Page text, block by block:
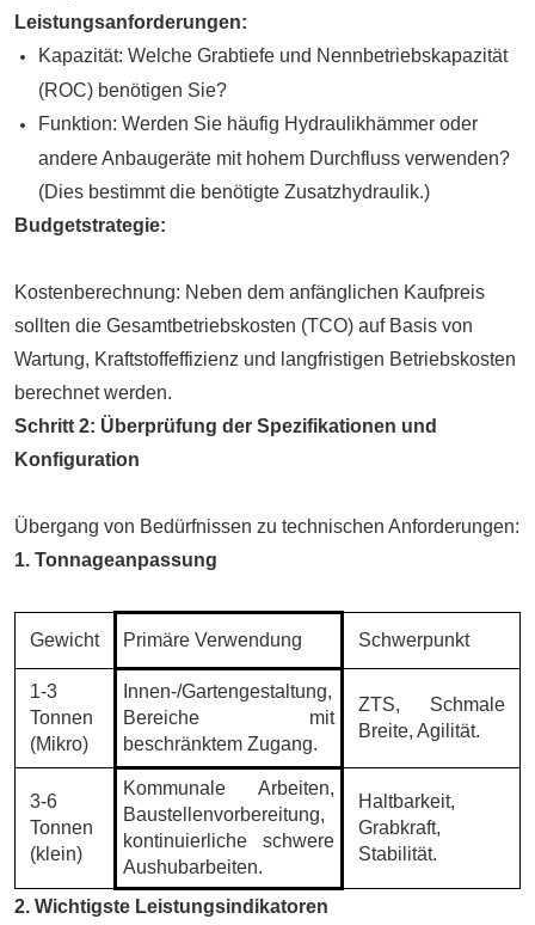
Leistungsanforderungen:
Kapazität: Welche Grabtiefe und Nennbetriebskapazität
(ROC) benötigen Sie?
Funktion: Werden Sie häufig Hydraulikhämmer oder
andere Anbaugeräte mit hohem Durchfluss verwenden?
(Dies bestimmt die benötigte Zusatzhydraulik.)
Budgetstrategie:
Kostenberechnung: Neben dem anfänglichen Kaufpreis
sollten die Gesamtbetriebskosten (TCO) auf Basis von
Wartung, Kraftstoffeffizienz und langfristigen Betriebskosten
berechnet werden.
Schritt 2: Überprüfung der Spezifikationen und
Konfiguration
Übergang von Bedürfnissen zu technischen Anforderungen:
1. Tonnageanpassung
Gewicht Primäre Verwendung Schwerpunkt
1-3
Tonnen
(Mikro)
Innen-/Gartengestaltung,
Bereiche mit
beschränktem Zugang.
ZTS, Schmale
Breite, Agilität.
3-6
Tonnen
(klein)
Kommunale Arbeiten,
Baustellenvorbereitung,
kontinuierliche schwere
Aushubarbeiten.
Haltbarkeit,
Grabkraft,
Stabilität.
2. Wichtigste Leistungsindikatoren